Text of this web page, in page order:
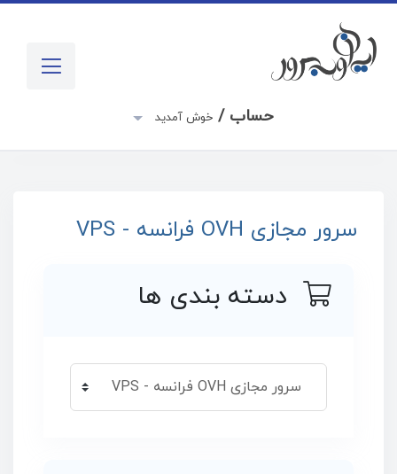
حساب /خوش آمدید
سرور مجازی OVH فرانسه - VPS
دسته بندی ها